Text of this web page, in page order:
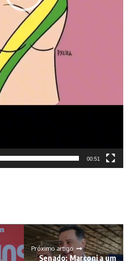
00:51
Próximo artigo
Senado: Marconi a um